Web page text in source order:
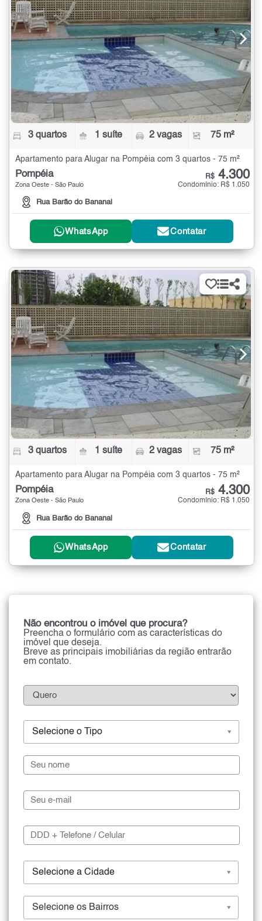
3 quartos 1 suíte 2 vagas 75 m²
Apartamento para Alugar na Pompéia com 3 quartos - 75 m²
Pompéia
Zona Oeste - São Paulo
Rua Barão do Bananal
R$ 4.300
Condomínio: R$ 1.050
WhatsApp Contatar
3 quartos 1 suíte 2 vagas 75 m²
Apartamento para Alugar na Pompéia com 3 quartos - 75 m²
Pompéia
Zona Oeste - São Paulo
Rua Barão do Bananal
R$ 4.300
Condomínio: R$ 1.050
WhatsApp Contatar
Não encontrou o imóvel que procura?
Preencha o formulário com as características do
imóvel que deseja.
Breve as principais imobiliárias da região entrarão
em contato.
Selecione o Tipo
Selecione a Cidade
Selecione os Bairros